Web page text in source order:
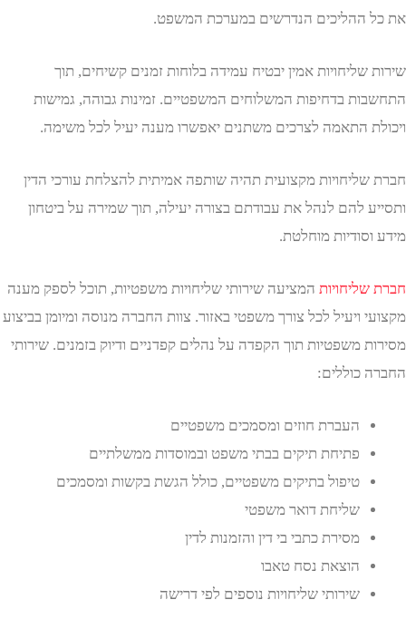
ההליכים הנדרשים במערכת המשפט.
שליחויות אמין יבטיח עמידה בלוחות זמנים קשיחים, תוך
בדחיפות המשלוחים המשפטיים. זמינות גבוהה, גמישות
התאמה לצרכים משתנים יאפשרו מענה יעיל לכל משימה.
מקצועית תהיה שותפה אמיתית להצלחת עורכי הדין
להם לנהל את עבודתם בצורה יעילה, תוך שמירה על ביטחון
מוחלטת.
המציעה שירותי שליחויות משפטיות, תוכל לספק מענה
ויעיל לכל צורך משפטי באזור. צוות החברה מנוסה ומיומן בביצוע
משפטיות תוך הקפדה על נהלים קפדניים ודיוק בזמנים. שירותי
כוללים:
העברת חוזים ומסמכים משפטיים
פתיחת תיקים בבתי משפט ובמוסדות ממשלתיים
טיפול בתיקים משפטיים, כולל הגשת בקשות ומסמכים
שליחת דואר משפטי
מסירת כתבי בי דין והזמנות לדין
הוצאת נסח טאבו
שירותי שליחויות נוספים לפי דרישה